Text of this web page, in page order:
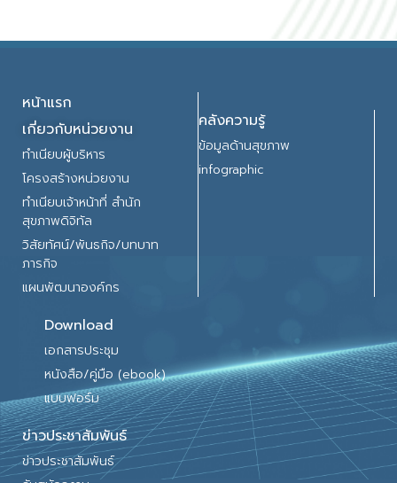
หน้าแรก
เกี่ยวกับหน่วยงาน
ทำเนียบผู้บริหาร
โครงสร้างหน่วยงาน
ทำเนียบเจ้าหน้าที่ สำนัก
สุขภาพดิจิทัล
วิสัยทัศน์/พันธกิจ/บทบาท
ภารกิจ
แผนพัฒนาองค์กร
คลังความรู้
ข้อมูลด้านสุขภาพ
infographic
Download
เอกสารประชุม
หนังสือ/คู่มือ (ebook)
แบบฟอร์ม
ข่าวประชาสัมพันธ์
ข่าวประชาสัมพันธ์